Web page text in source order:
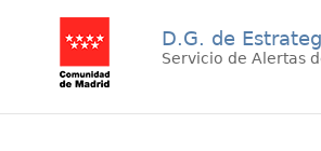
D.G. de
Servicio de Alertas